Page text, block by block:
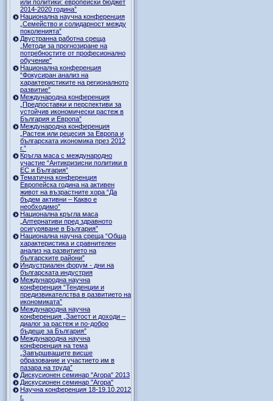
или политики: европейски бюджет
2014-2020 година”
Национална научна конференция
„Семейство и солидарност между
поколенията”
Двустранна работна среща
„Методи за прогнозиране на
потребностите от професионално
обучение”
Национална конференция
“Фокусиран анализ на
характеристиките на регионалното
развитие”
Международна конференция
„Предпоставки и перспективи за
устойчив икономически растеж в
България и Европа”
Международна конференция
„Растеж или рецесия за Европа и
българската икономика през 2012
г.”
Кръгла маса с международно
участие “Антикризисни политики в
ЕС и България”
Тематична конференция
Европейска година на активен
живот на възрастните хора “Да
бъдем активни – Какво е
необходимо”
Национална кръгла маса
„Алтернативи пред здравното
осигуряване в България”
Национална научна среща “Обща
характеристика и сравнителен
анализ на развитието на
българските райони”
Индустриален форум - дни на
българската индустрия
Международна научна
конференция “Тенденции и
предизвикателства в развитието на
икономиката”
Международна научна
конференция „Заетост и доходи –
диалог за растеж и по-добро
бъдеще за България”
Международна научна
конференция на тема
„Завършващите висше
образование и участието им в
пазара на труда”
Дискусионен семинар "Агора" 2013
Дискусионен семинар "Агора"
Научна конференция 18-19.10.2012
г.